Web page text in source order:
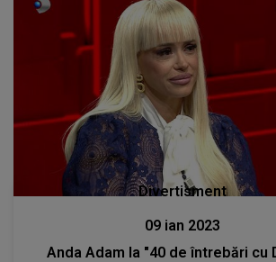
Divertisment
09 ian 2023
Anda Adam la "40 de întrebări cu